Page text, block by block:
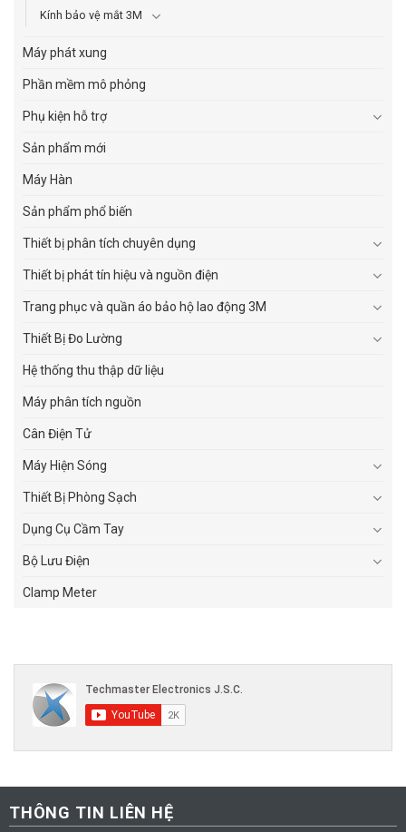
Kính bảo vệ mắt 3M
Máy phát xung
Phần mềm mô phỏng
Phụ kiện hỗ trợ
Sản phẩm mới
Máy Hàn
Sản phẩm phổ biến
Thiết bị phân tích chuyên dụng
Thiết bị phát tín hiệu và nguồn điện
Trang phục và quần áo bảo hộ lao động 3M
Thiết Bị Đo Lường
Hệ thống thu thập dữ liệu
Máy phân tích nguồn
Cân Điện Tử
Máy Hiện Sóng
Thiết Bị Phòng Sạch
Dụng Cụ Cầm Tay
Bộ Lưu Điện
Clamp Meter
THÔNG TIN LIÊN HỆ